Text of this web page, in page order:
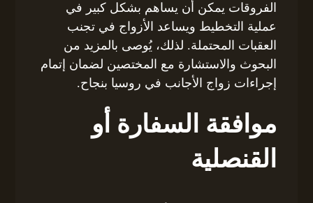
الفروقات يمكن أن يساهم بشكل كبير في
عملية التخطيط ويساعد الأزواج في تجنب
العقبات المحتملة. لذلك، يُوصى بالمزيد من
البحوث والاستشارة مع المختصين لضمان إتمام
إجراءات زواج الأجانب في روسيا بنجاح.
موافقة السفارة أو
القنصلية